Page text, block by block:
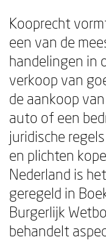
Kooprecht
een van de
handelingen in
verkoop van
de aankoop
auto of een
juridische
en plichten
Nederland is
geregeld in
Burgerlijk
behandelt